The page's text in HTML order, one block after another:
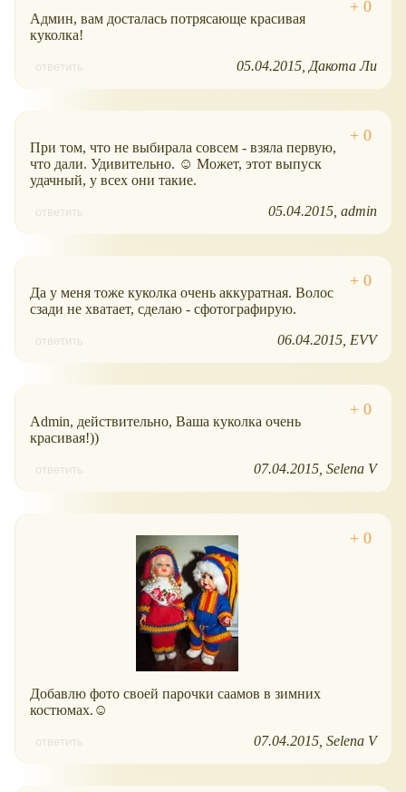
Админ, вам досталась потрясающе красивая
куколка!
ответить 05.04.2015 Дакота Ли
При том, что не выбирала совсем - взяла первую,
что дали. Удивительно. ☺ Может, этот выпуск
удачный, у всех они такие.
ответить 05.04.2015 admin
Да у меня тоже куколка очень аккуратная. Волос
сзади не хватает, сделаю - сфотографирую.
ответить 06.04.2015 EVV
Admin, действительно, Ваша куколка очень
красивая!))
ответить 07.04.2015 Selena V
Добавлю фото своей парочки саамов в зимних
костюмах.☺
ответить 07.04.2015 Selena V